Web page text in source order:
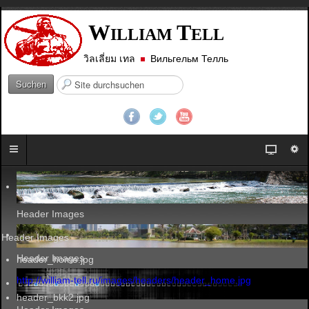
WILLIAM TELL
วิลเลี่ยม เทล Вильгельм Телль
Suchen
S
e
.
.
.
Header Images
Header Images
Header Images
header_home.jpg
http://william-tell.ru/images/headers/header_home.jpg
header_bkk2.jpg